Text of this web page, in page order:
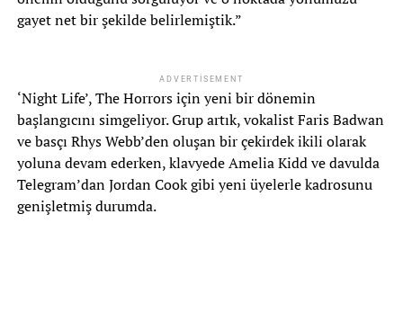
gayet net bir şekilde belirlemiştik.”
ADVERTISEMENT
‘Night Life’, The Horrors için yeni bir dönemin
başlangıcını simgeliyor. Grup artık, vokalist Faris Badwan
ve basçı Rhys Webb’den oluşan bir çekirdek ikili olarak
yoluna devam ederken, klavyede Amelia Kidd ve davulda
Telegram’dan Jordan Cook gibi yeni üyelerle kadrosunu
genişletmiş durumda.